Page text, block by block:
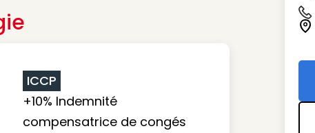
ICCP
+10% Indemnité
compensatrice de congés